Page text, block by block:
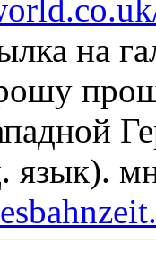
на
язык).